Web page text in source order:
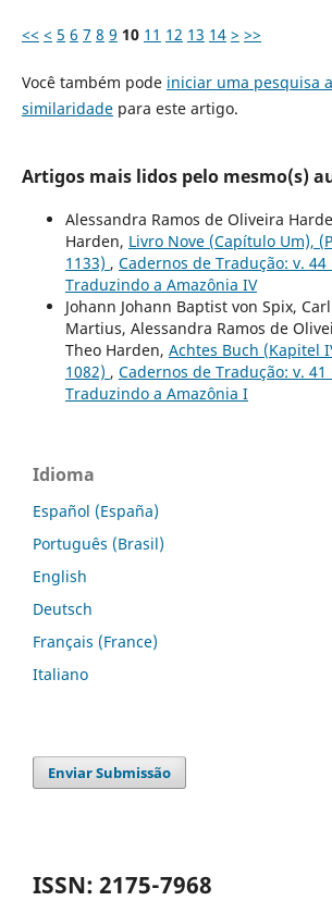
<< < 5 6 7 8 9 10 11 12 13 14 > >>
Você também pode iniciar uma pesquisa
similaridadepara este artigo.
Artigos mais lidos pelo mesmo(s)
Alessandra Ramos de Oliveira
Harden, Livro Nove (Capítulo Um),
1133) , Cadernos de Tradução: v. 44
Traduzindo a Amazônia IV
Johann Johann Baptist von Spix,
Martius, Alessandra Ramos de
Theo Harden, Achtes Buch (Kapitel
1082) , Cadernos de Tradução: v. 41
Traduzindo a Amazônia I
Idioma
Español (España)
Português (Brasil)
English
Deutsch
Français (France)
Italiano
Enviar Submissão
ISSN: 2175-7968